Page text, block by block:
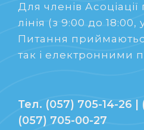
Для членів
лінія (з 9:00 до 18:00,
Питання
так і електронними
Тел. (057) 705-14-26 |
(057) 705-00-27